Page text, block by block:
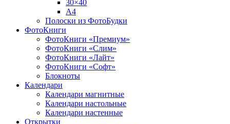
30×40
A4
Полоски из ФотоБудки
ФотоКниги
ФотоКниги «Премиум»
ФотоКниги «Слим»
ФотоКниги «Лайт»
ФотоКниги «Софт»
Блокноты
Календари
Календари магнитные
Календари настольные
Календари настенные
Открытки